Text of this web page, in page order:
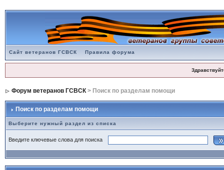
Сайт ветеранов ГСВСК Правила форума
Форум ветеранов ГСВСК> Поиск по разделам помощи
Поиск по разделам помощи
Выберите нужный раздел из списка
Введите ключевые слова для поиска